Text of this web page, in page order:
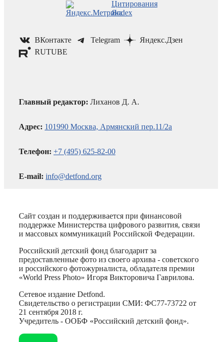
ВКонтакте Telegram
Яндекс.Дзен
RUTUBE
Главный редактор: Лиханов Д. А.
Адрес: 101990 Москва, Армянский пер.11/2а
Телефон: +7 (495) 625-82-00
E-mail: info@detfond.org
Сайт создан и поддерживается при финансовой
поддержке Министерства цифрового развития, связи
и массовых коммуникаций Российской Федерации.
Российский детский фонд благодарит за
предоставленные фото из своего архива - советского
и российского фотожурналиста, обладателя премии
«World Press Photo» Игоря Викторовича Гаврилова.
Сетевое издание Detfond.
Свидетельство о регистрации СМИ: ФС77-73722 от
21 сентября 2018 г.
Учредитель - ООБФ «Российский детский фонд».